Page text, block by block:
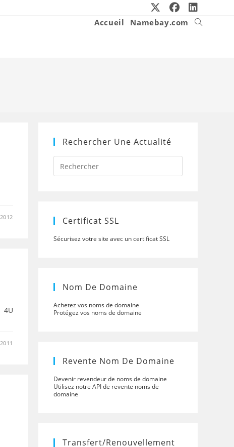
Accueil Namebay.com
Toggle
4U
Rechercher Une Actualité
Press
to
Certificat SSL
Sécurisez votre site avec un certificat SSL
Nom De Domaine
Achetez vos noms de domaine
Protégez vos noms de domaine
Revente Nom De Domaine
Devenir revendeur de noms de domaine
Utilisez notre API de revente noms de
domaine
Transfert/renouvellement